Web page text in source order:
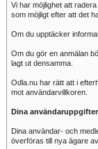
Vi har möjlighet att
som möjligt efter att det
Om du upptäcker
Om du gör en anmälan
lagt ut densamma.
Odla.nu har rätt att i
mot användarvillkoren.
Dina användaruppgifter
Dina användar- och
överföras till nya ägare